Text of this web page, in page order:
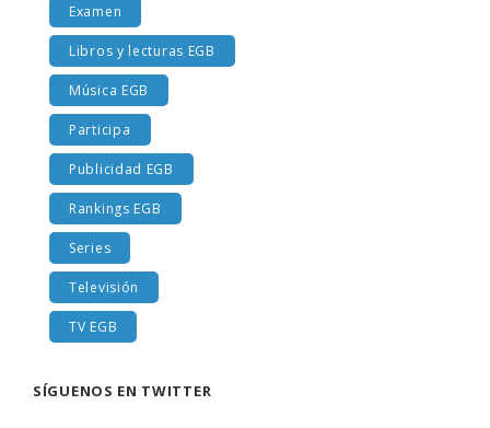
Examen
Libros y lecturas EGB
Música EGB
Participa
Publicidad EGB
Rankings EGB
Series
Televisión
TV EGB
SÍGUENOS EN TWITTER